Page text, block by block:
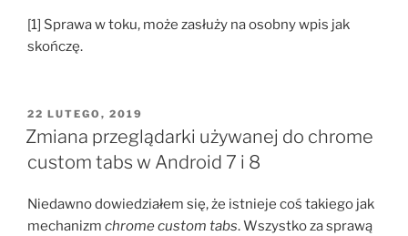
[1] Sprawa w toku, może zasłuży na osobny wpis jak
skończę.
OPUBLIKOWANE
W
22 LUTEGO, 2019
Zmiana przeglądarki używanej do chrome
custom tabs w Android 7 i 8
Niedawno dowiedziałem się, że istnieje coś takiego jak
mechanizm chrome custom tabs. Wszystko za sprawą